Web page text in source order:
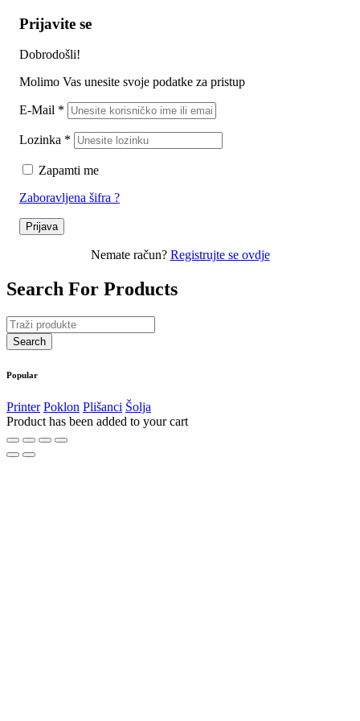
Prijavite se
Dobrodošli!
Molimo Vas unesite svoje podatke za pristup
E-Mail *
Lozinka *
Zapamti me
Zaboravljena šifra ?
Prijava
Nemate račun? Registrujte se ovdje
Search For Products
Popular
Printer Poklon Plišanci Šolja
Product has been added to your cart